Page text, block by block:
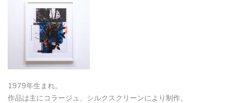
1979年生まれ。
作品は主にコラージュ、シルクスクリーンにより制作。